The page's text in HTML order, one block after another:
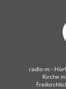
radio m ‐
Kirche